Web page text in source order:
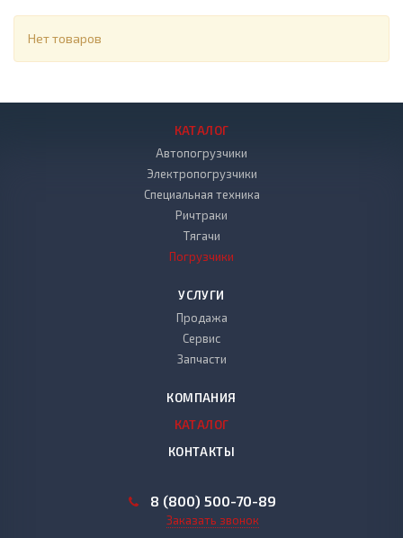
Нет товаров
КАТАЛОГ
Автопогрузчики
Электропогрузчики
Специальная техника
Ричтраки
Тягачи
Погрузчики
УСЛУГИ
Продажа
Сервис
Запчасти
КОМПАНИЯ
КАТАЛОГ
КОНТАКТЫ
8 (800) 500-70-89
Заказать звонок